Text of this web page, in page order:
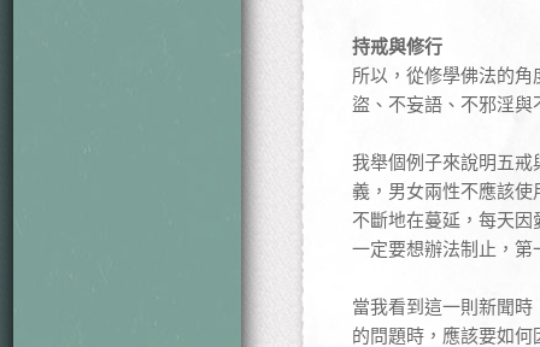
持戒與修行
所以，從修學佛法的
盜、不妄語、不邪淫
我舉個例子來說明五
義，男女兩性不應該
不斷地在蔓延，每天
一定要想辦法制止，
當我看到這一則新聞
的問題時，應該要如